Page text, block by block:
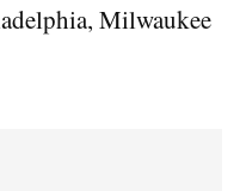
Milwaukee